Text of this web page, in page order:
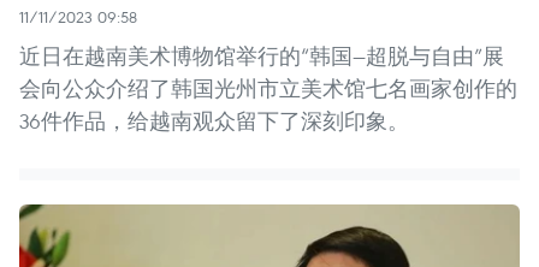
11/11/2023 09:58
近日在越南美术博物馆举行的“韩国—超脱与自由”展
会向公众介绍了韩国光州市立美术馆七名画家创作的
36件作品，给越南观众留下了深刻印象。